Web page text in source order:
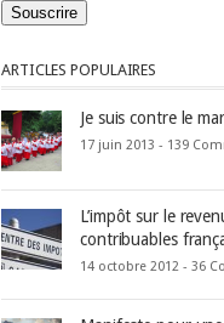
mail
ARTICLES POPULAIRES
Je suis contre le
17 juin 2013 - 139
L’impôt sur le
contribuables
14 octobre 2012 - 36